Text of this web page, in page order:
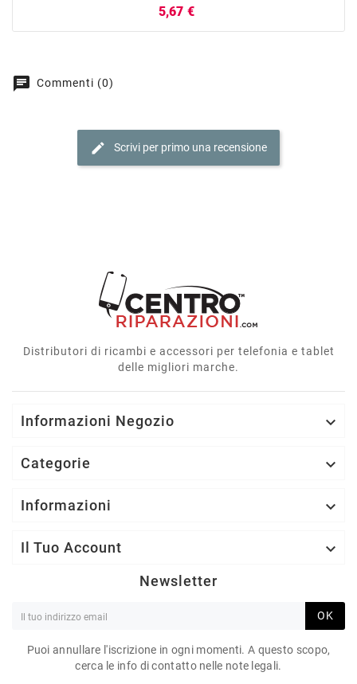
5,67 €
chat Commenti (0)
edit Scrivi per primo una recensione
Distributori di ricambi e accessori per telefonia e tablet
delle migliori marche.
Informazioni Negozio 
Categorie 
Informazioni 
Il Tuo Account 
Newsletter
OK
Puoi annullare l'iscrizione in ogni momenti. A questo scopo,
cerca le info di contatto nelle note legali.